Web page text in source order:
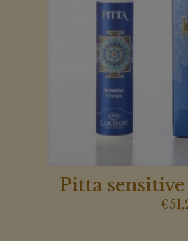
Pitta
€